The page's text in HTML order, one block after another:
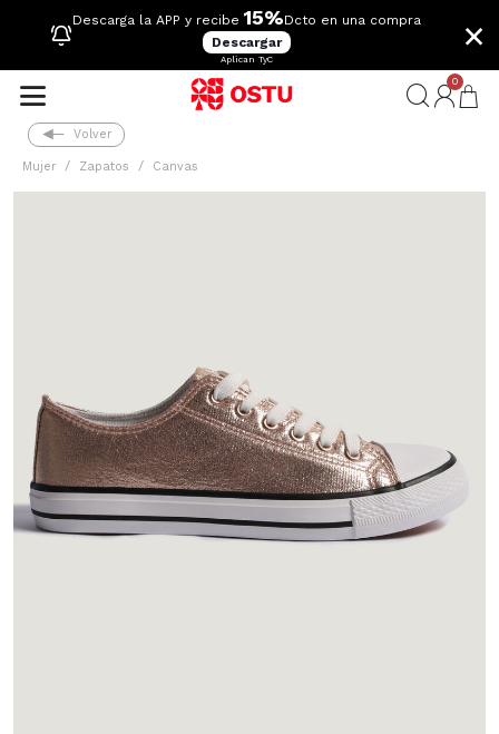
Descarga la APP y recibe 15%Dcto en una compra
Descargar
Aplican TyC
×
0
Volver
Mujer Zapatos Canvas